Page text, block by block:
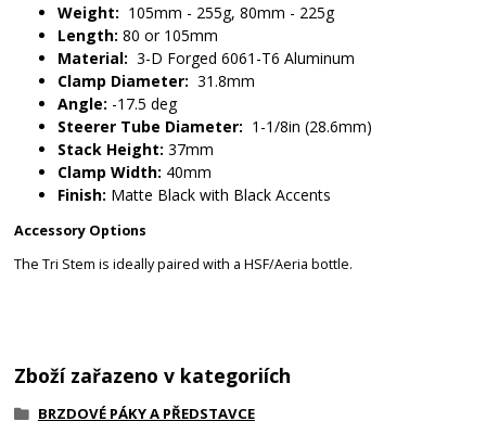
Weight: 105mm - 255g, 80mm - 225g
Length: 80 or 105mm
Material: 3-D Forged 6061-T6 Aluminum
Clamp Diameter: 31.8mm
Angle: -17.5 deg
Steerer Tube Diameter: 1-1/8in (28.6mm)
Stack Height: 37mm
Clamp Width: 40mm
Finish: Matte Black with Black Accents
Accessory Options
The Tri Stem is ideally paired with a HSF/Aeria bottle.
Zboží zařazeno v kategoriích
BRZDOVÉ PÁKY A PŘEDSTAVCE